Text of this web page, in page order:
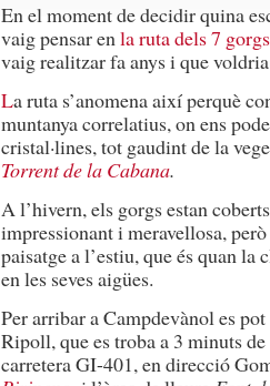
En el moment de decidir quina
vaig pensar enla ruta dels 7 gorgs
vaig realitzar fa anys i que
La ruta s’anomena així perquè
muntanya correlatius, on ens
cristal·lines, tot gaudint de la
Torrent de la Cabana.
A l’hivern, els gorgs estan
impressionant i meravellosa,
paisatge a l’estiu, que és quan
en les seves aigües.
Per arribar a Campdevànol es
Ripoll, que es troba a 3 minuts
carretera GI-401, en direcció